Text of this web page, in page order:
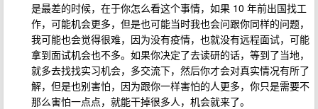
是最差的时候，在于你怎么看这个事情，如果 10 年前出国找工
作，可能机会更多，但是也可能当时我也会问跟你同样的问题，
我可能也会觉得很难，因为没有疫情，也就没有远程面试，可能
拿到面试机会也不多。如果你决定了去读研的话，等到了当地，
就多去找找实习机会，多交流下，然后你才会对真实情况有所了
解，但是也别害怕，因为跟你一样害怕的人更多，你只是需要不
那么害怕一点点，就能干掉很多人，机会就来了。